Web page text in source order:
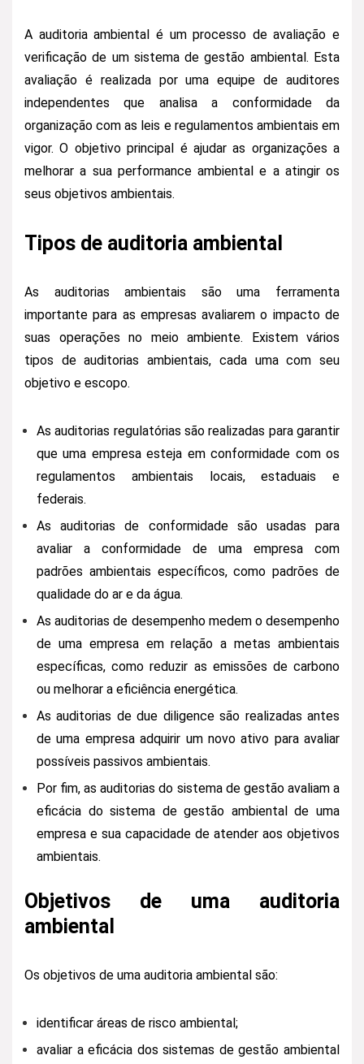
A auditoria ambiental é um processo de avaliação e
verificação de um sistema de gestão ambiental. Esta
avaliação é realizada por uma equipe de auditores
independentes que analisa a conformidade da
organização com as leis e regulamentos ambientais em
vigor. O objetivo principal é ajudar as organizações a
melhorar a sua performance ambiental e a atingir os
seus objetivos ambientais.
Tipos de auditoria ambiental
As auditorias ambientais são uma ferramenta
importante para as empresas avaliarem o impacto de
suas operações no meio ambiente. Existem vários
tipos de auditorias ambientais, cada uma com seu
objetivo e escopo.
As auditorias regulatórias são realizadas para garantir
que uma empresa esteja em conformidade com os
regulamentos ambientais locais, estaduais e
federais.
As auditorias de conformidade são usadas para
avaliar a conformidade de uma empresa com
padrões ambientais específicos, como padrões de
qualidade do ar e da água.
As auditorias de desempenho medem o desempenho
de uma empresa em relação a metas ambientais
específicas, como reduzir as emissões de carbono
ou melhorar a eficiência energética.
As auditorias de due diligence são realizadas antes
de uma empresa adquirir um novo ativo para avaliar
possíveis passivos ambientais.
Por fim, as auditorias do sistema de gestão avaliam a
eficácia do sistema de gestão ambiental de uma
empresa e sua capacidade de atender aos objetivos
ambientais.
Objetivos de uma auditoria
ambiental
Os objetivos de uma auditoria ambiental são:
identificar áreas de risco ambiental;
avaliar a eficácia dos sistemas de gestão ambiental